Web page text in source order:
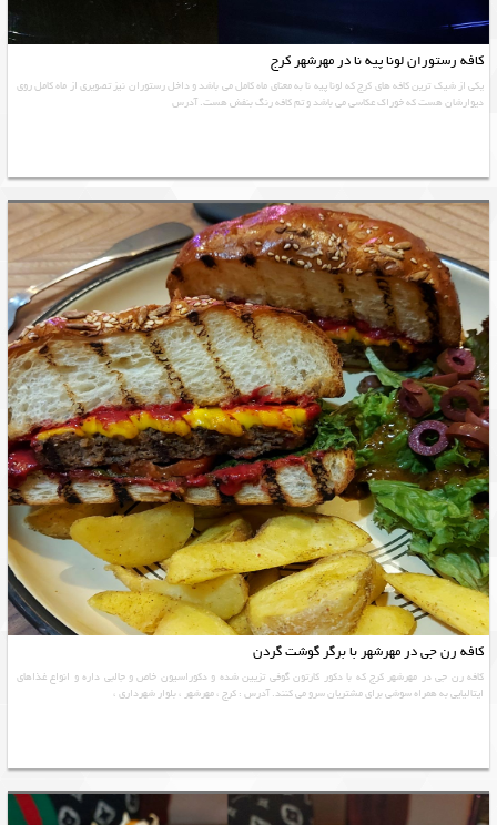
کافه رستوران لونا پیه نا در مهرشهر کرج
یکی از شیک ترین کافه های کرج که لونا پیه نا به معنای ماه کامل می باشد و داخل رستوران نیز تصویری از ماه کامل روی
دیوارشان هست که خوراک عکاسی می باشد و تم کافه رنگ بنفش هست. آدرس
کافه رن جی در مهرشهر با برگر گوشت گردن
کافه رن جی در مهرشهر کرج که با دکور کارتون گوفی تزیین شده و دکوراسیون خاص و جالبی داره و انواع غذاهای
ایتالیایی به همراه سوشی برای مشتریان سرو می کنند. آدرس : کرج ، مهرشهر ، بلوار شهرداری ،